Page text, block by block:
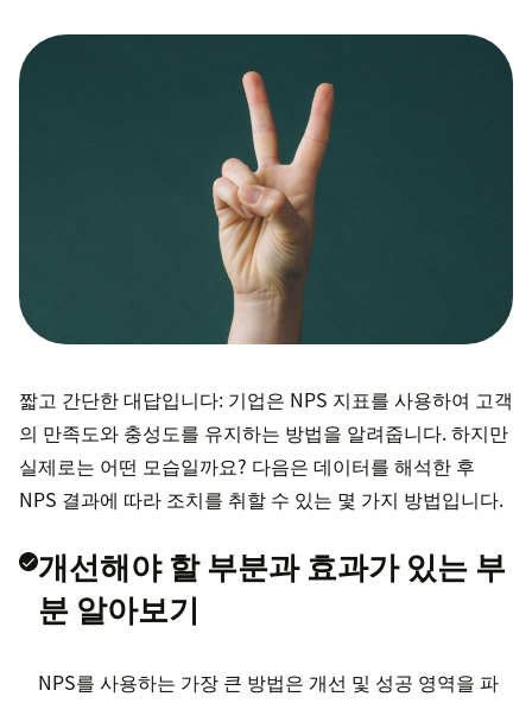
짧고 간단한 대답입니다: 기업은 NPS 지표를 사용하여 고객
의 만족도와 충성도를 유지하는 방법을 알려줍니다. 하지만
실제로는 어떤 모습일까요? 다음은 데이터를 해석한 후
NPS 결과에 따라 조치를 취할 수 있는 몇 가지 방법입니다.
개선해야 할 부분과 효과가 있는 부
분 알아보기
NPS를 사용하는 가장 큰 방법은 개선 및 성공 영역을 파